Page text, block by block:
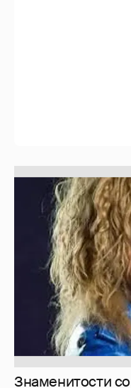
Знаменитости
поведением"